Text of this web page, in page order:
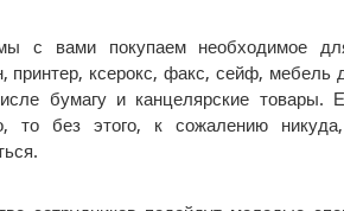
с вами покупаем необходимое
принтер, ксерокс, факс, сейф, мебель
бумагу и канцелярские товары.
то без этого, к сожалению